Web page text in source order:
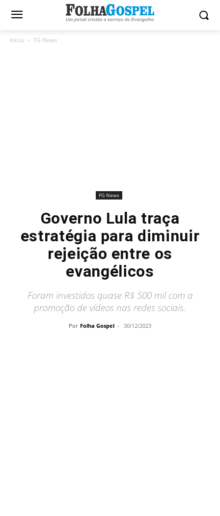
Início FG News
FG News
Governo Lula traça
estratégia para diminuir
rejeição entre os
evangélicos
Foram investidos quase R$ 500 mil com a
promoção de vídeos nas redes sociais.
Por Folha Gospel - 30/12/2023